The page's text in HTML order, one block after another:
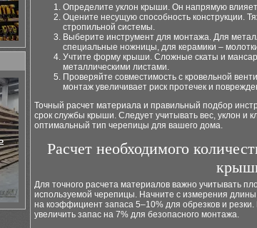
Определите уклон крыши. Он напрямую
Оцените несущую способность конструкции.
стропильной системы.
Выберите инструмент для монтажа. Для
специальные ножницы, для керамики –
Учтите форму крыши. Сложные скаты и
металлическими листами.
Проверяйте совместимость с кровельной
монтаж увеличивает риск протечек и
Точный расчет материала и правильный подбор
срок службы крыши. Следует учитывать вес, уклон и
оптимальный тип черепицы для вашего дома.
Расчет необходимого
Для точного расчета материалов важно учитывать
используемой черепицы. Начните с измерения
на коэффициент запаса 5–10% для обрезков и
увеличить запас на 7% для безопасного монтажа.